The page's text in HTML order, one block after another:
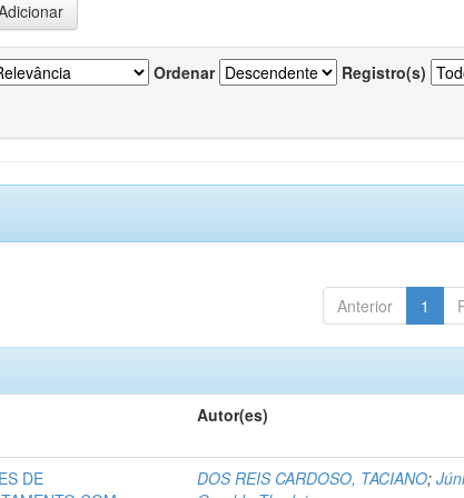
Ordenar Registro(s)
Anterior 1
Autor(es)
DE
DOS REIS CARDOSO, TACIANO;